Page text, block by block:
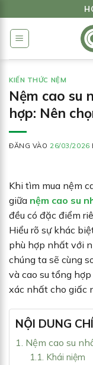
qua
dung
KIẾN THỨC NỆM
Nệm cao su
hợp: Nên
ĐĂNG VÀO 26/03/2026
Khi tìm mua nệm
giữa nệm cao su
đều có đặc điểm
Hiểu rõ sự khác
phù hợp nhất với
chúng ta sẽ cùng
và cao su tổng
xác nhất cho giấc
NỘI DUNG
1. Nệm cao su
1.1. Khái niệm